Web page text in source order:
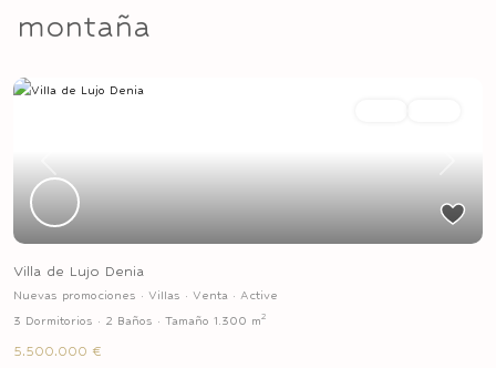
montaña
Villa de Lujo Denia
Nuevas promociones · Villas · Venta · Active
3 Dormitorios · 2 Baños · Tamaño 1.300 m2
5.500.000 €